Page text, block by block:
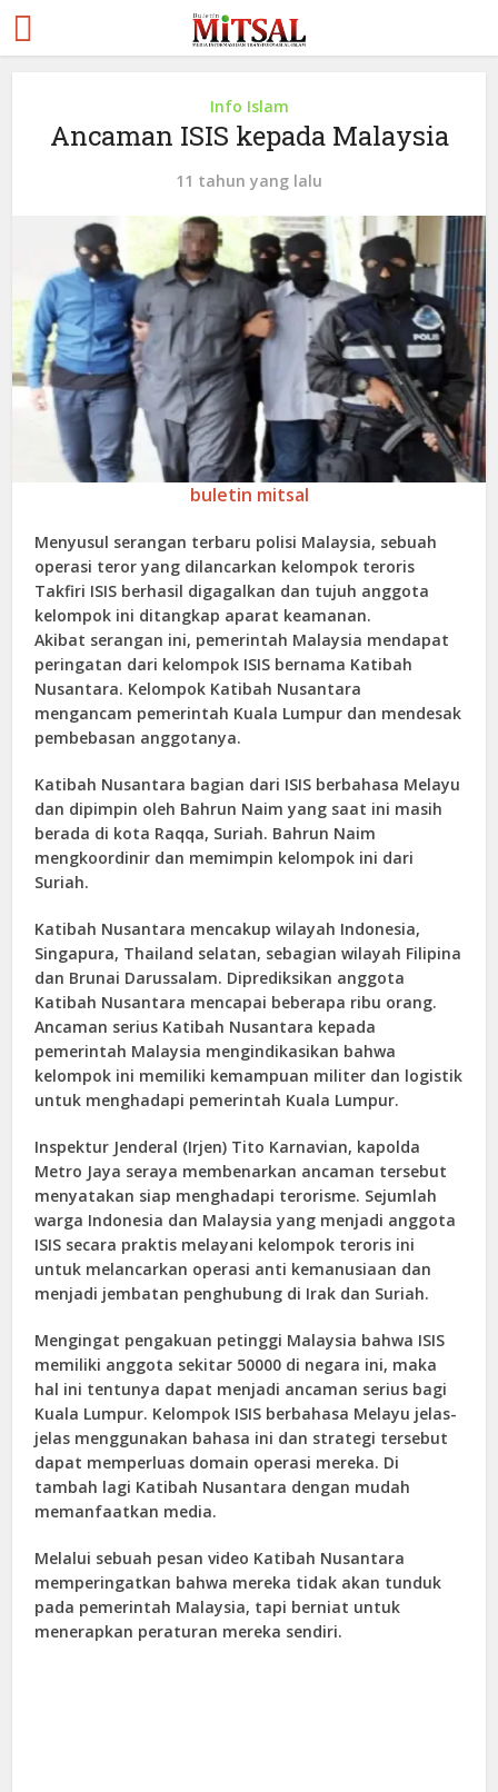
Info Islam
Ancaman ISIS kepada Malaysia
11 tahun yang lalu
buletin mitsal
Menyusul serangan terbaru polisi Malaysia, sebuah
operasi teror yang dilancarkan kelompok teroris
Takfiri ISIS berhasil digagalkan dan tujuh anggota
kelompok ini ditangkap aparat keamanan.
Akibat serangan ini, pemerintah Malaysia mendapat
peringatan dari kelompok ISIS bernama Katibah
Nusantara. Kelompok Katibah Nusantara
mengancam pemerintah Kuala Lumpur dan mendesak
pembebasan anggotanya.
Katibah Nusantara bagian dari ISIS berbahasa Melayu
dan dipimpin oleh Bahrun Naim yang saat ini masih
berada di kota Raqqa, Suriah. Bahrun Naim
mengkoordinir dan memimpin kelompok ini dari
Suriah.
Katibah Nusantara mencakup wilayah Indonesia,
Singapura, Thailand selatan, sebagian wilayah Filipina
dan Brunai Darussalam. Diprediksikan anggota
Katibah Nusantara mencapai beberapa ribu orang.
Ancaman serius Katibah Nusantara kepada
pemerintah Malaysia mengindikasikan bahwa
kelompok ini memiliki kemampuan militer dan logistik
untuk menghadapi pemerintah Kuala Lumpur.
Inspektur Jenderal (Irjen) Tito Karnavian, kapolda
Metro Jaya seraya membenarkan ancaman tersebut
menyatakan siap menghadapi terorisme. Sejumlah
warga Indonesia dan Malaysia yang menjadi anggota
ISIS secara praktis melayani kelompok teroris ini
untuk melancarkan operasi anti kemanusiaan dan
menjadi jembatan penghubung di Irak dan Suriah.
Mengingat pengakuan petinggi Malaysia bahwa ISIS
memiliki anggota sekitar 50000 di negara ini, maka
hal ini tentunya dapat menjadi ancaman serius bagi
Kuala Lumpur. Kelompok ISIS berbahasa Melayu jelas-
jelas menggunakan bahasa ini dan strategi tersebut
dapat memperluas domain operasi mereka. Di
tambah lagi Katibah Nusantara dengan mudah
memanfaatkan media.
Melalui sebuah pesan video Katibah Nusantara
memperingatkan bahwa mereka tidak akan tunduk
pada pemerintah Malaysia, tapi berniat untuk
menerapkan peraturan mereka sendiri.